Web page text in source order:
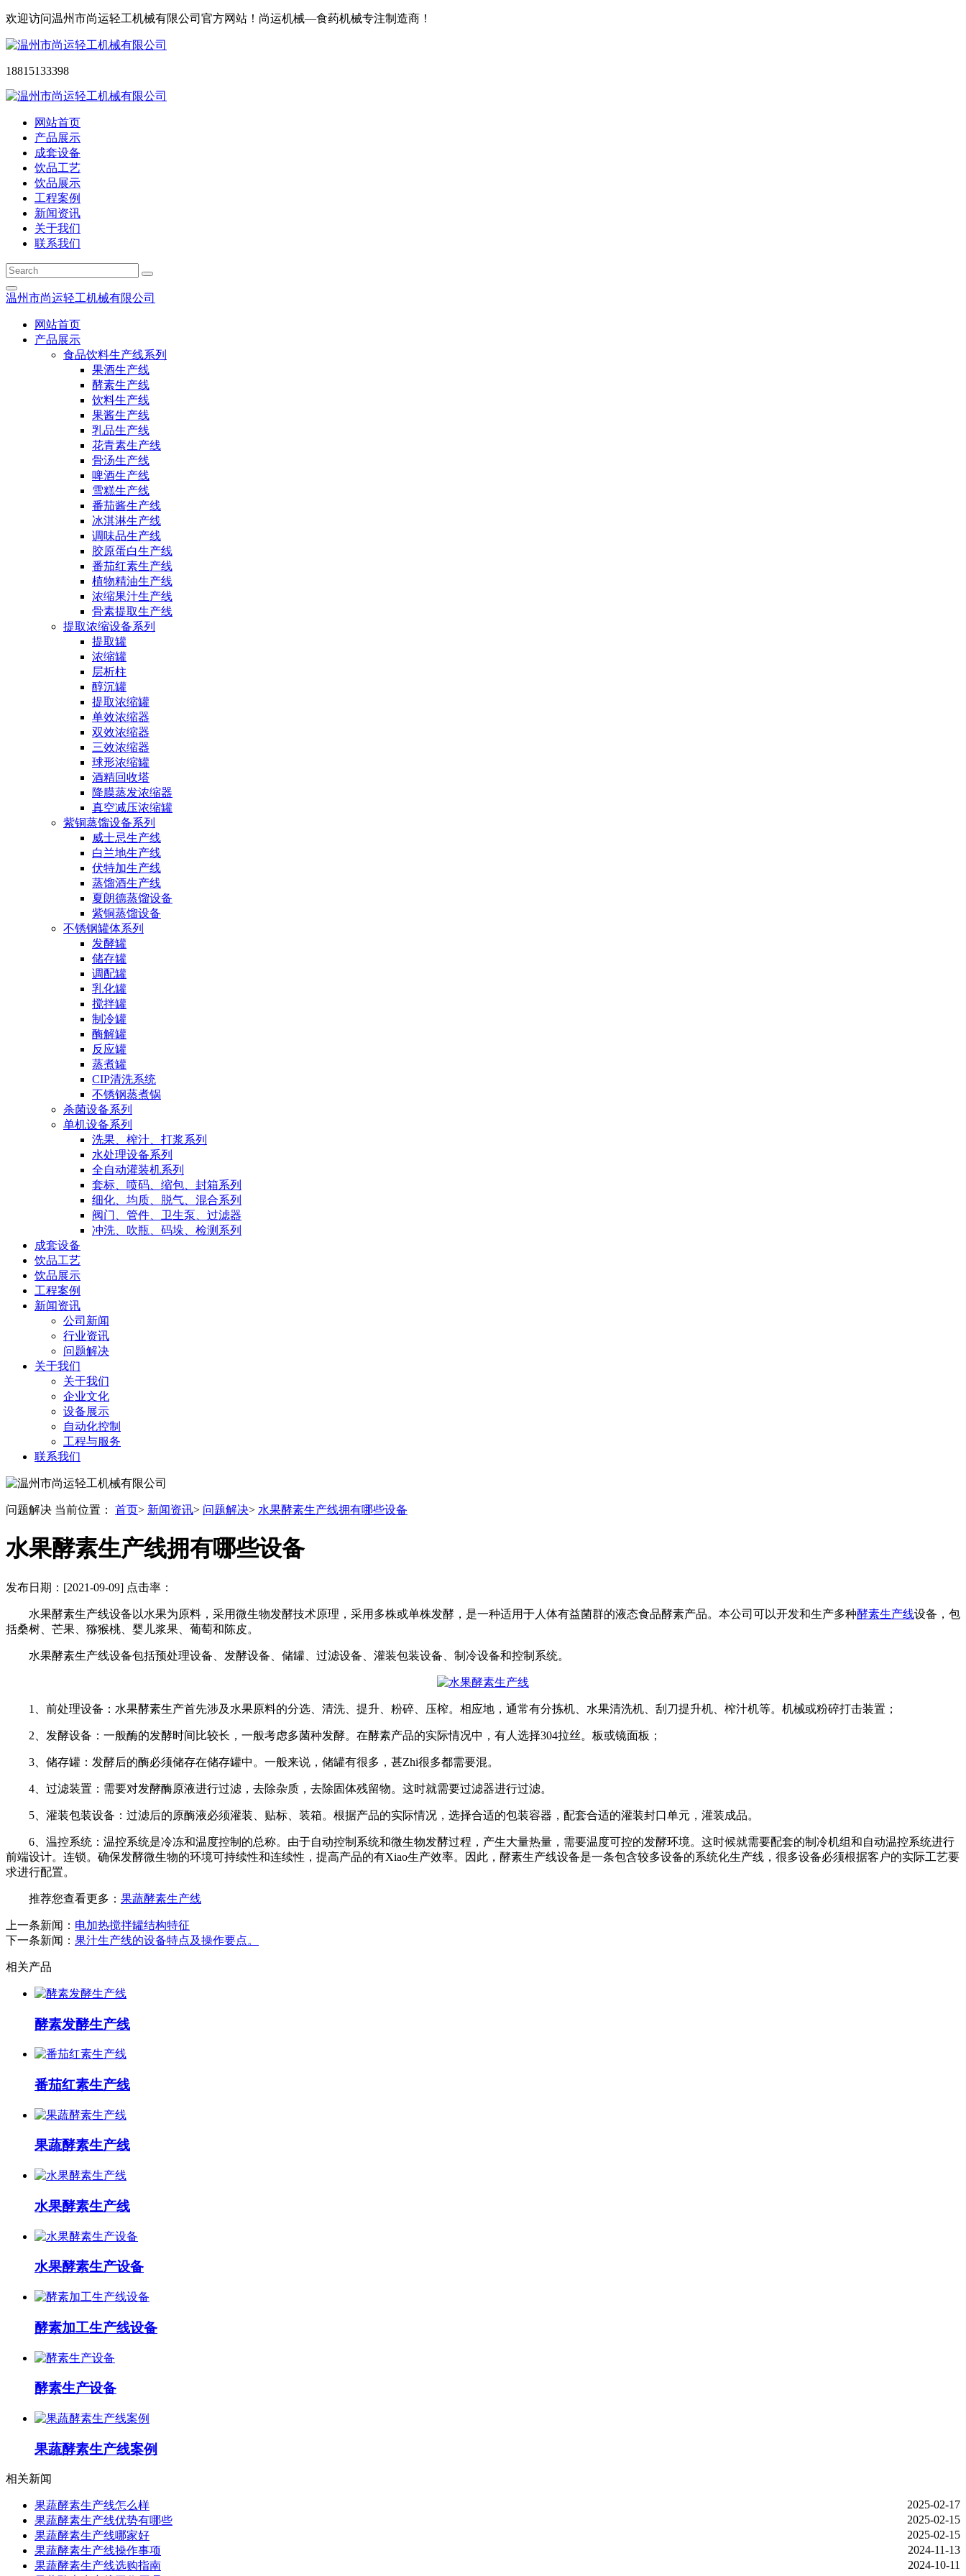
欢迎访问温州市尚运轻工机械有限公司官方网站！尚运机械—食药机械专注制造商！
18815133398
网站首页
产品展示
成套设备
饮品工艺
饮品展示
工程案例
新闻资讯
关于我们
联系我们
温州市尚运轻工机械有限公司
网站首页
产品展示
食品饮料生产线系列
果酒生产线
酵素生产线
饮料生产线
果酱生产线
乳品生产线
花青素生产线
骨汤生产线
啤酒生产线
雪糕生产线
番茄酱生产线
冰淇淋生产线
调味品生产线
胶原蛋白生产线
番茄红素生产线
植物精油生产线
浓缩果汁生产线
骨素提取生产线
提取浓缩设备系列
提取罐
浓缩罐
层析柱
醇沉罐
提取浓缩罐
单效浓缩器
双效浓缩器
三效浓缩器
球形浓缩罐
酒精回收塔
降膜蒸发浓缩器
真空减压浓缩罐
紫铜蒸馏设备系列
威士忌生产线
白兰地生产线
伏特加生产线
蒸馏酒生产线
夏朗德蒸馏设备
紫铜蒸馏设备
不锈钢罐体系列
发酵罐
储存罐
调配罐
乳化罐
搅拌罐
制冷罐
酶解罐
反应罐
蒸煮罐
CIP清洗系统
不锈钢蒸煮锅
杀菌设备系列
单机设备系列
洗果、榨汁、打浆系列
水处理设备系列
全自动灌装机系列
套标、喷码、缩包、封箱系列
细化、均质、脱气、混合系列
阀门、管件、卫生泵、过滤器
冲洗、吹瓶、码垛、检测系列
成套设备
饮品工艺
饮品展示
工程案例
新闻资讯
公司新闻
行业资讯
问题解决
关于我们
关于我们
企业文化
设备展示
自动化控制
工程与服务
联系我们
问题解决 当前位置： 首页> 新闻资讯> 问题解决> 水果酵素生产线拥有哪些设备
水果酵素生产线拥有哪些设备
发布日期：[2021-09-09] 点击率：
水果酵素生产线设备以水果为原料，采用微生物发酵技术原理，采用多株或单株发酵，是一种适用于人体有益菌群的液态食品酵素产品。本公司可以开发和生产多种酵素生产线设备，包
括桑树、芒果、猕猴桃、婴儿浆果、葡萄和陈皮。
水果酵素生产线设备包括预处理设备、发酵设备、储罐、过滤设备、灌装包装设备、制冷设备和控制系统。
1、前处理设备：水果酵素生产首先涉及水果原料的分选、清洗、提升、粉碎、压榨。相应地，通常有分拣机、水果清洗机、刮刀提升机、榨汁机等。机械或粉碎打击装置；
2、发酵设备：一般酶的发酵时间比较长，一般考虑多菌种发酵。在酵素产品的实际情况中，有人选择304拉丝。板或镜面板；
3、储存罐：发酵后的酶必须储存在储存罐中。一般来说，储罐有很多，甚Zhi很多都需要混。
4、过滤装置：需要对发酵酶原液进行过滤，去除杂质，去除固体残留物。这时就需要过滤器进行过滤。
5、灌装包装设备：过滤后的原酶液必须灌装、贴标、装箱。根据产品的实际情况，选择合适的包装容器，配套合适的灌装封口单元，灌装成品。
6、温控系统：温控系统是冷冻和温度控制的总称。由于自动控制系统和微生物发酵过程，产生大量热量，需要温度可控的发酵环境。这时候就需要配套的制冷机组和自动温控系统进行
前端设计。连锁。确保发酵微生物的环境可持续性和连续性，提高产品的有Xiao生产效率。因此，酵素生产线设备是一条包含较多设备的系统化生产线，很多设备必须根据客户的实际工艺要
求进行配置。
推荐您查看更多： 果蔬酵素生产线
上一条新闻： 电加热搅拌罐结构特征
下一条新闻： 果汁生产线的设备特点及操作要点。
相关产品
酵素发酵生产线
番茄红素生产线
果蔬酵素生产线
水果酵素生产线
水果酵素生产设备
酵素加工生产线设备
酵素生产设备
果蔬酵素生产线案例
相关新闻
2025-02-17
果蔬酵素生产线怎么样
2025-02-15
果蔬酵素生产线优势有哪些
2025-02-15
果蔬酵素生产线哪家好
2024-11-13
果蔬酵素生产线操作事项
2024-10-11
果蔬酵素生产线选购指南